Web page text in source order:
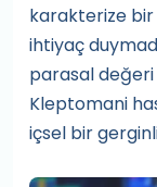
karakterize bir
ihtiyaç
parasal değeri
Kleptomani
içsel bir